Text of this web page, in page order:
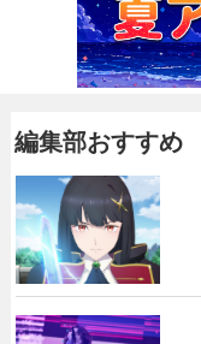
編集部おすすめ